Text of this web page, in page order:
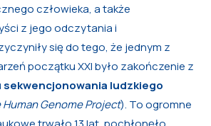
człowieka, a także
z jego odczytania i
się do tego, że jednym z
początku XXI było zakończenie z
sekwencjonowania ludzkiego
Human Genome Project). To ogromne